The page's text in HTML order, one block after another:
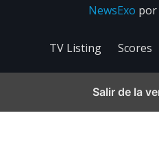
NewsExo por
TV Listing Scores
Salir de la